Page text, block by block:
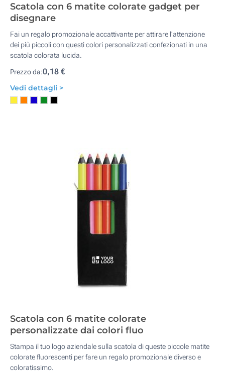
Scatola con 6 matite colorate gadget per
disegnare
Fai un regalo promozionale accattivante per attirare l'attenzione
dei più piccoli con questi colori personalizzati confezionati in una
scatola colorata lucida.
Prezzo da:0,18 €
Vedi dettagli >
Scatola con 6 matite colorate
personalizzate dai colori fluo
Stampa il tuo logo aziendale sulla scatola di queste piccole matite
colorate fluorescenti per fare un regalo promozionale diverso e
coloratissimo.